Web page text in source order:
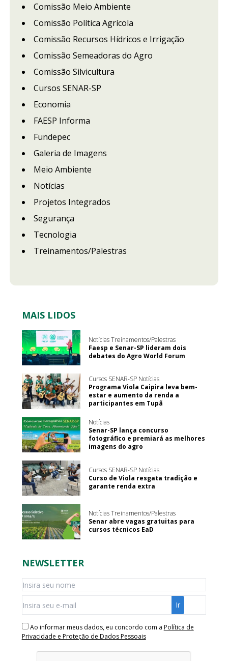
Comissão Meio Ambiente
Comissão Política Agrícola
Comissão Recursos Hídricos e Irrigação
Comissão Semeadoras do Agro
Comissão Silvicultura
Cursos SENAR-SP
Economia
FAESP Informa
Fundepec
Galeria de Imagens
Meio Ambiente
Notícias
Projetos Integrados
Segurança
Tecnologia
Treinamentos/Palestras
MAIS LIDOS
Notícias Treinamentos/Palestras
Faesp e Senar-SP lideram dois
debates do Agro World Forum
Cursos SENAR-SP Notícias
Programa Viola Caipira leva bem-
estar e aumento da renda a
participantes em Tupã
Notícias
Senar-SP lança concurso
fotográfico e premiará as melhores
imagens do agro
Cursos SENAR-SP Notícias
Curso de Viola resgata tradição e
garante renda extra
Notícias Treinamentos/Palestras
Senar abre vagas gratuitas para
cursos técnicos EaD
NEWSLETTER
Ao informar meus dados, eu concordo com a Política de
Privacidade e Proteção de Dados Pessoais